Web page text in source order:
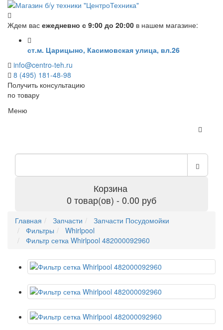
Ждем вас ежедневно с 9:00 до 20:00 в нашем магазине:
ст.м. Царицыно, Касимовская улица, вл.26
info@centro-teh.ru
8 (495) 181-48-98
Получить консультацию
по товару
Меню
Корзина
0 товар(ов) - 0.00 руб
Главная Запчасти
Запчасти Посудомойки
Фильтры
Whirlpool
Фильтр сетка Whirlpool 482000092960